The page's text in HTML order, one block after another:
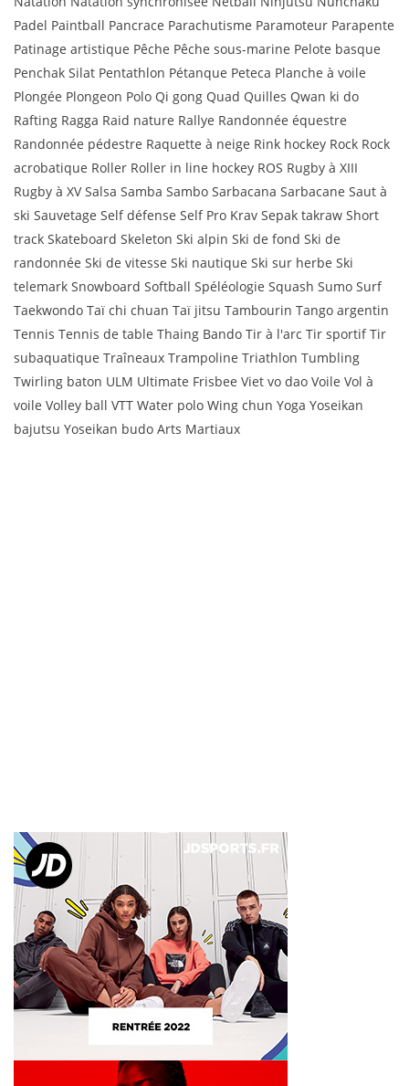
Padel Paintball Pancrace Parachutisme Paramoteur Parapente
Patinage artistique Pêche Pêche sous-marine Pelote basque
Penchak Silat Pentathlon Pétanque Peteca Planche à voile
Plongée Plongeon Polo Qi gong Quad Quilles Qwan ki do
Rafting Ragga Raid nature Rallye Randonnée équestre
Randonnée pédestre Raquette à neige Rink hockey Rock Rock
acrobatique Roller Roller in line hockey ROS Rugby à XIII
Rugby à XV Salsa Samba Sambo Sarbacana Sarbacane Saut à
ski Sauvetage Self défense Self Pro Krav Sepak takraw Short
track Skateboard Skeleton Ski alpin Ski de fond Ski de
randonnée Ski de vitesse Ski nautique Ski sur herbe Ski
telemark Snowboard Softball Spéléologie Squash Sumo Surf
Taekwondo Taï chi chuan Taï jitsu Tambourin Tango argentin
Tennis Tennis de table Thaing Bando Tir à l'arc Tir sportif Tir
subaquatique Traîneaux Trampoline Triathlon Tumbling
Twirling baton ULM Ultimate Frisbee Viet vo dao Voile Vol à
voile Volley ball VTT Water polo Wing chun Yoga Yoseikan
bajutsu Yoseikan budo Arts Martiaux